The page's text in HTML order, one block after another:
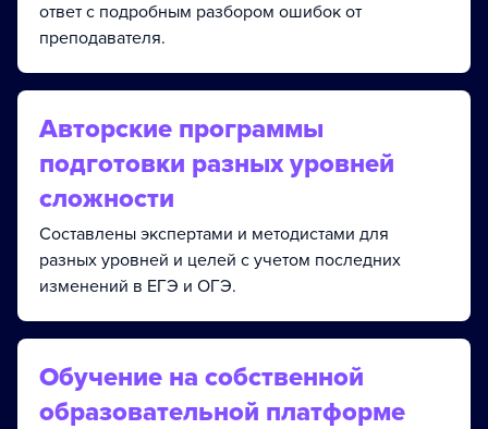
ответ с подробным разбором ошибок от
преподавателя.
Авторские программы
подготовки разных уровней
сложности
Составлены экспертами и методистами для
разных уровней и целей с учетом последних
изменений в ЕГЭ и ОГЭ.
Обучение на собственной
образовательной платформе